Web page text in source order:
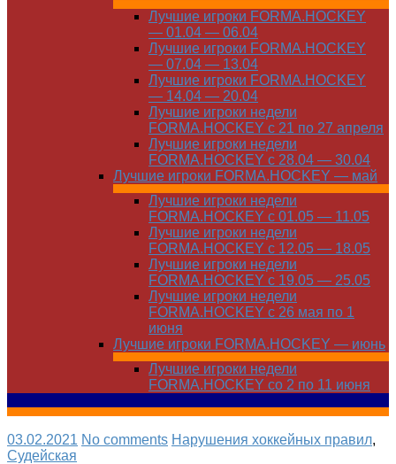
Лучшие игроки FORMA.HOCKEY
— 01.04 — 06.04
Лучшие игроки FORMA.HOCKEY
— 07.04 — 13.04
Лучшие игроки FORMA.HOCKEY
— 14.04 — 20.04
Лучшие игроки недели
FORMA.HOCKEY с 21 по 27 апреля
Лучшие игроки недели
FORMA.HOCKEY с 28.04 — 30.04
Лучшие игроки FORMA.HOCKEY — май
Лучшие игроки недели
FORMA.HOCKEY с 01.05 — 11.05
Лучшие игроки недели
FORMA.HOCKEY с 12.05 — 18.05
Лучшие игроки недели
FORMA.HOCKEY с 19.05 — 25.05
Лучшие игроки недели
FORMA.HOCKEY с 26 мая по 1
июня
Лучшие игроки FORMA.HOCKEY — июнь
Лучшие игроки недели
FORMA.HOCKEY со 2 по 11 июня
03.02.2021 No comments Нарушения хоккейных правил,
Судейская